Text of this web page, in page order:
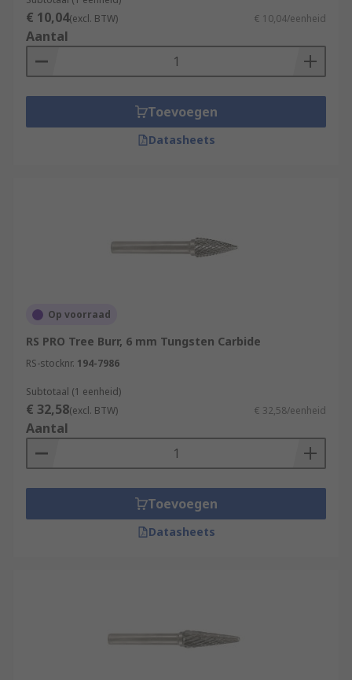
€ 10,04(excl. BTW) € 10,04/eenheid
Aantal
Toevoegen
Datasheets
Op voorraad
RS PRO Tree Burr, 6 mm Tungsten Carbide
RS-stocknr. 194-7986
Subtotaal (1 eenheid)
€ 32,58(excl. BTW) € 32,58/eenheid
Aantal
Toevoegen
Datasheets